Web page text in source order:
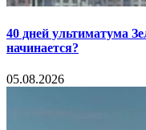
40 дней ультиматума
начинается?
05.08.2026